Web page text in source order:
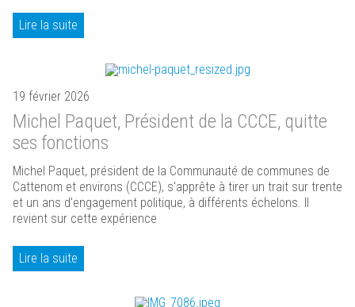
Lire la suite
19 février 2026
Michel Paquet, Président de la CCCE, quitte
ses fonctions
Michel Paquet, président de la Communauté de communes de
Cattenom et environs (CCCE), s'apprête à tirer un trait sur trente
et un ans d'engagement politique, à différents échelons. Il
revient sur cette expérience
Lire la suite